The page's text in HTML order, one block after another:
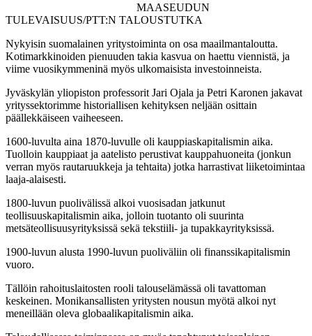
MAASEUDUN
TULEVAISUUS/PTT:N TALOUSTUTKA
Nykyisin suomalainen yritystoiminta on osa maailmantaloutta.
Kotimarkkinoiden pienuuden takia kasvua on haettu viennistä, ja
viime vuosikymmeninä myös ulkomaisista investoinneista.
Jyväskylän yliopiston professorit Jari Ojala ja Petri Karonen jakavat
yrityssektorimme historiallisen kehityksen neljään osittain
päällekkäiseen vaiheeseen.
1600-luvulta aina 1870-luvulle oli kauppiaskapitalismin aika.
Tuolloin kauppiaat ja aatelisto perustivat kauppahuoneita (jonkun
verran myös rautaruukkeja ja tehtaita) jotka harrastivat liiketoimintaa
laaja-alaisesti.
1800-luvun puolivälissä alkoi vuosisadan jatkunut
teollisuuskapitalismin aika, jolloin tuotanto oli suurinta
metsäteollisuusyrityksissä sekä tekstiili- ja tupakkayrityksissä.
1900-luvun alusta 1990-luvun puoliväliin oli finanssikapitalismin
vuoro.
Tällöin rahoituslaitosten rooli talouselämässä oli tavattoman
keskeinen. Monikansallisten yritysten nousun myötä alkoi nyt
meneillään oleva globaalikapitalismin aika.